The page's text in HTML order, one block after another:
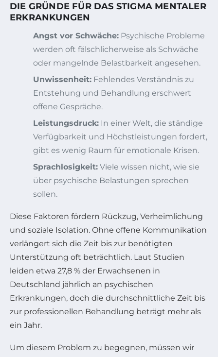
DIE GRÜNDE FÜR DAS STIGMA MENTALER
ERKRANKUNGEN
Angst vor Schwäche: Psychische Probleme
werden oft fälschlicherweise als Schwäche
oder mangelnde Belastbarkeit angesehen.
Unwissenheit: Fehlendes Verständnis zu
Entstehung und Behandlung erschwert
offene Gespräche.
Leistungsdruck: In einer Welt, die ständige
Verfügbarkeit und Höchstleistungen fordert,
gibt es wenig Raum für emotionale Krisen.
Sprachlosigkeit: Viele wissen nicht, wie sie
über psychische Belastungen sprechen
sollen.
Diese Faktoren fördern Rückzug, Verheimlichung
und soziale Isolation. Ohne offene Kommunikation
verlängert sich die Zeit bis zur benötigten
Unterstützung oft beträchtlich. Laut Studien
leiden etwa 27,8 % der Erwachsenen in
Deutschland jährlich an psychischen
Erkrankungen, doch die durchschnittliche Zeit bis
zur professionellen Behandlung beträgt mehr als
ein Jahr.
Um diesem Problem zu begegnen, müssen wir